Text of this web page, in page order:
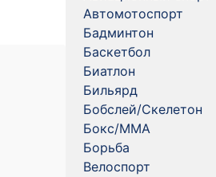
Автомотоспорт
Бадминтон
Баскетбол
Биатлон
Бильярд
Бобслей/Скелетон
Бокс/MMA
Борьба
Велоспорт